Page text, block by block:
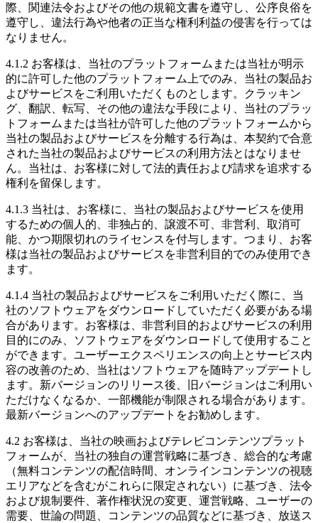
際、関連法令およびその他の規範文書を遵守し、公序良俗を
遵守し、違法行為や他者の正当な権利利益の侵害を行っては
なりません。
4.1.2 お客様は、当社のプラットフォームまたは当社が明示
的に許可した他のプラットフォーム上でのみ、当社の製品お
よびサービスをご利用いただくものとします。クラッキン
グ、翻訳、転写、その他の違法な手段により、当社のプラッ
トフォームまたは当社が許可した他のプラットフォームから
当社の製品およびサービスを分離する行為は、本契約で合意
された当社の製品およびサービスの利用方法とはなりませ
ん。当社は、お客様に対して法的責任および請求を追求する
権利を留保します。
4.1.3 当社は、お客様に、当社の製品およびサービスを使用
するための個人的、非独占的、譲渡不可、非営利、取消可
能、かつ期限切れのライセンスを付与します。つまり、お客
様は当社の製品およびサービスを非営利目的でのみ使用でき
ます。
4.1.4 当社の製品およびサービスをご利用いただく際に、当
社のソフトウェアをダウンロードしていただく必要がある場
合があります。お客様は、非営利目的およびサービスの利用
目的にのみ、ソフトウェアをダウンロードして使用すること
ができます。ユーザーエクスペリエンスの向上とサービス内
容の改善のため、当社はソフトウェアを随時アップデートし
ます。新バージョンのリリース後、旧バージョンはご利用い
ただけなくなるか、一部機能が制限される場合があります。
最新バージョンへのアップデートをお勧めします。
4.2 お客様は、当社の映画およびテレビコンテンツプラット
フォームが、当社の独自の運営戦略に基づき、総合的な考慮
（無料コンテンツの配信時間、オンラインコンテンツの視聴
エリアなどを含むがこれらに限定されない）に基づき、法令
および規制要件、著作権状況の変更、運営戦略、ユーザーの
需要、世論の問題、コンテンツの品質などに基づき、放送ス